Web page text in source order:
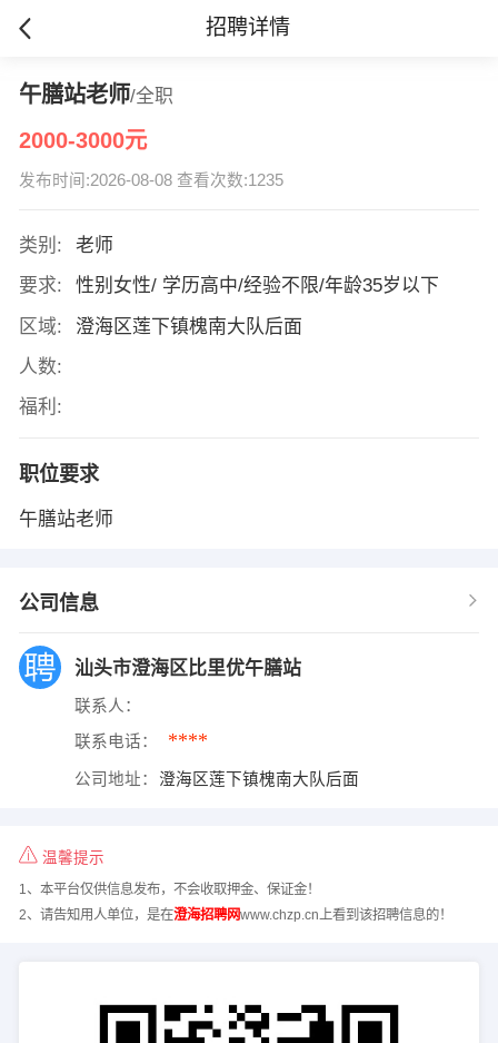
招聘详情
午膳站老师/全职
2000-3000元
发布时间:2026-08-08 查看次数:1235
类别:
老师
要求:
性别女性/ 学历高中/经验不限/年龄35岁以下
区域:
澄海区莲下镇槐南大队后面
人数:
福利:
职位要求
午膳站老师
公司信息
汕头市澄海区比里优午膳站
联系人：
联系电话： ****
公司地址： 澄海区莲下镇槐南大队后面
温馨提示
1、本平台仅供信息发布，不会收取押金、保证金！
2、请告知用人单位，是在澄海招聘网www.chzp.cn上看到该招聘信息的！